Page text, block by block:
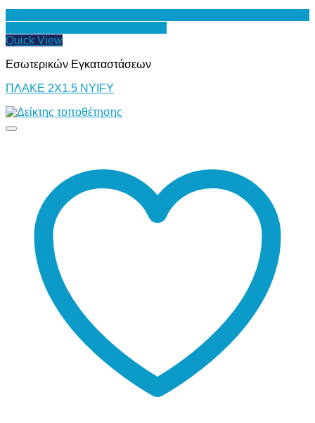
Quick View
Εσωτερικών Εγκαταστάσεων
ΠΛΑΚΕ 2Χ1.5 NYIFY